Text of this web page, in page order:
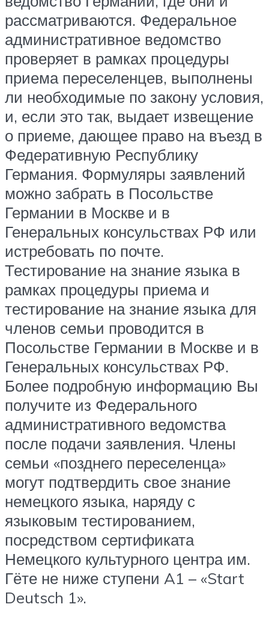
рассматриваются. Федеральное
административное ведомство
проверяет в рамках процедуры
приема переселенцев, выполнены
ли необходимые по закону условия,
и, если это так, выдает извещение
о приеме, дающее право на въезд в
Федеративную Республику
Германия. Формуляры заявлений
можно забрать в Посольстве
Германии в Москве и в
Генеральных консульствах РФ или
истребовать по почте.
Тестирование на знание языка в
рамках процедуры приема и
тестирование на знание языка для
членов семьи проводится в
Посольстве Германии в Москве и в
Генеральных консульствах РФ.
Более подробную информацию Вы
получите из Федерального
административного ведомства
после подачи заявления. Члены
семьи «позднего переселенца»
могут подтвердить свое знание
немецкого языка, наряду с
языковым тестированием,
посредством сертификата
Немецкого культурного центра им.
Гёте не ниже ступени A1 – «Start
Deutsch 1».